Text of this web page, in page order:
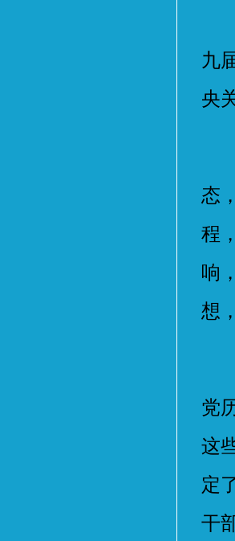
“
九
央
态
程
响
想
党
这
定
干